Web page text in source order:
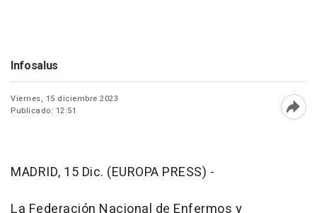
Infosalus
Viernes, 15 diciembre 2023
Publicado: 12:51
MADRID, 15 Dic. (EUROPA PRESS) -